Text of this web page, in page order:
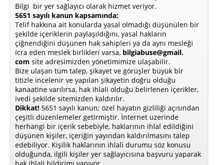
Bilgi bir yer sağlayıcı olarak hizmet veriyor.
5651 sayılı kanun kapsamında;
Telif hakkına ait konularda yasal olmadığı düşünülen bir
şekilde içeriklerin paylaşıldığını, yasal hakların
çiğnendiğini düşünen hak sahipleri ya da aynı mesleği
icra eden meslek birlikleri varsa, bilgiabuse@gmail.
com site adresimizden yönetimimize ulaşabilir.
Bize ulaşan tüm talep, şikayet ve görüşler büyük bir
titizle incelenir ve yapılan şikayetin doğru olduğu
kanaatine varılırsa, hak ihlali olduğu belirlenen içerikler,
ivedi şekilde sitemizden kaldırılır.
Dikkat! 5651 sayılı kanun; özel hayatın gizliliği açısından
çeşitli düzenlemeler getirmiştir. İnternet üzerinde
herhangi bir içerik sebebiyle, haklarının ihlal edildiğini
düşünen kişiler, içeriğin yayından kaldırılmasını talep
edebiliyor. Kişilik haklarının ihlali durumu söz konusu
olduğunda, ilgili kişiler yer sağlayıcısına başvuru yaparak